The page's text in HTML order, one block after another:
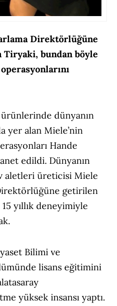
Direktörlüğüne
Tiryaki, bundan böyle
dünyanın
yer alan Miele’nin
Hande
edildi. Dünyanın
aletleri üreticisi Miele
getirilen
yıllık deneyimiyle
Bilimi ve
lisans eğitimini
yüksek insansı yaptı.